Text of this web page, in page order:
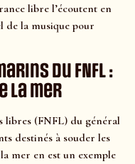
libre l’écoutent en
de la musique pour
du FNFL :
la mer
libres (FNFL) du général
destinés à souder les
mer en est un exemple